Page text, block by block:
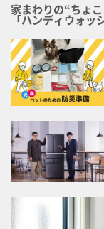
家まわりの“ちょ
「ハンディウォッ